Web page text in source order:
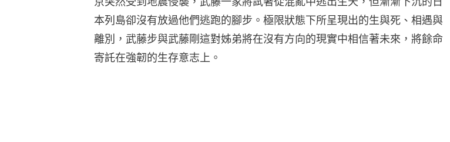
本列島卻沒有放過他們逃跑的腳步。極限狀態下所呈現出的生與死、相遇與
離別，武藤步與武藤剛這對姊弟將在沒有方向的現實中相信著未來，將餘命
寄託在強韌的生存意志上。